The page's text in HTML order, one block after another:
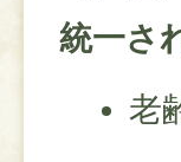
統一さ
老